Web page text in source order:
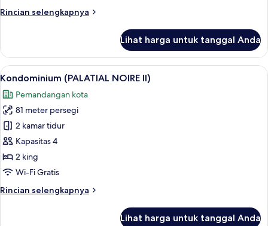
Rincian selengkapnya
Rincian
Apartemen
(PALATIAL
NOIRE
Lihat harga untuk tanggal Anda
Lihat
semua
foto
untuk
Kondominium
(PALATIAL
NOIRE
II)
Kondominium (PALATIAL NOIRE II) |
10
Kondominium (PALATIAL NOIRE II)
Pemandangan kota
81 meter persegi
2 kamar tidur
Kapasitas 4
2 king
Wi-Fi Gratis
Rincian selengkapnya
Rincian
Lihat harga untuk tanggal Anda